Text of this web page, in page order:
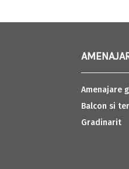
Amenajare
Balcon si
Gradinarit